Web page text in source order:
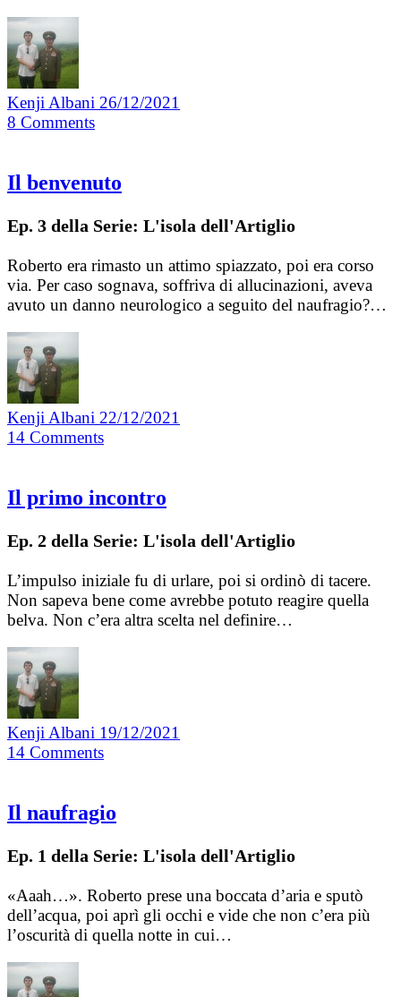
Kenji Albani 26/12/2021
8 Comments
Il benvenuto
Ep. 3 della Serie: L'isola dell'Artiglio
Roberto era rimasto un attimo spiazzato, poi era corso
via. Per caso sognava, soffriva di allucinazioni, aveva
avuto un danno neurologico a seguito del naufragio?…
Kenji Albani 22/12/2021
14 Comments
Il primo incontro
Ep. 2 della Serie: L'isola dell'Artiglio
L’impulso iniziale fu di urlare, poi si ordinò di tacere.
Non sapeva bene come avrebbe potuto reagire quella
belva. Non c’era altra scelta nel definire…
Kenji Albani 19/12/2021
14 Comments
Il naufragio
Ep. 1 della Serie: L'isola dell'Artiglio
«Aaah…». Roberto prese una boccata d’aria e sputò
dell’acqua, poi aprì gli occhi e vide che non c’era più
l’oscurità di quella notte in cui…